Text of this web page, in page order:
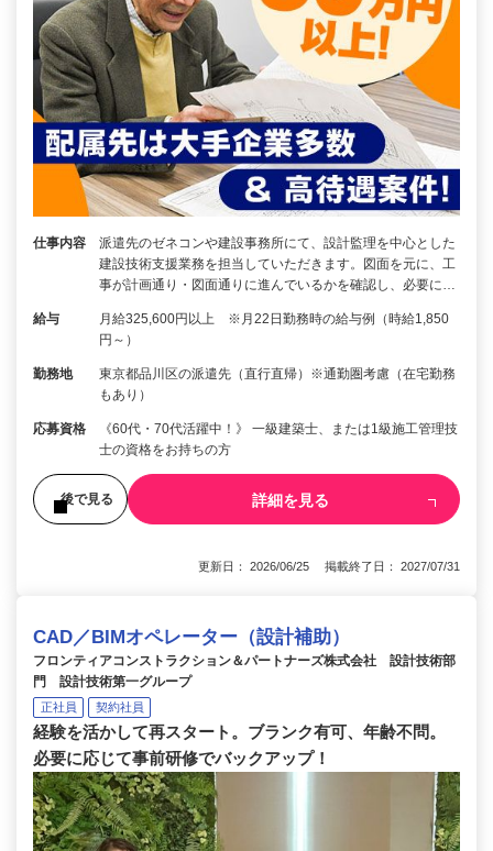
仕事内容
派遣先のゼネコンや建設事務所にて、設計監理を中心とした
建設技術支援業務を担当していただきます。図面を元に、工
事が計画通り・図面通りに進んでいるかを確認し、必要に…
給与
月給325,600円以上 ※月22日勤務時の給与例（時給1,850
円～）
勤務地
東京都品川区の派遣先（直行直帰）※通勤圏考慮（在宅勤務
もあり）
応募資格
《60代・70代活躍中！》 一級建築士、または1級施工管理技
士の資格をお持ちの方
後で見る 詳細を見る
更新日： 2026/06/25 掲載終了日： 2027/07/31
CAD／BIMオペレーター（設計補助）
フロンティアコンストラクション＆パートナーズ株式会社 設計技術部
門 設計技術第一グループ
正社員 契約社員
経験を活かして再スタート。ブランク有可、年齢不問。
必要に応じて事前研修でバックアップ！